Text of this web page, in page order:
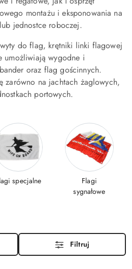
montażu i eksponowania na
jednostce roboczej.
do flag, krętniki linki flagowej
umożliwiają wygodne i
oraz flag gościnnych.
zarówno na jachtach żaglowych,
portowych.
specjalne
Flagi
sygnałowe
Filtruj